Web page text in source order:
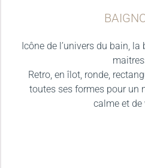
Icône de l’univers du bain,
Retro, en îlot, ronde,
toutes ses formes pour un
calme et de